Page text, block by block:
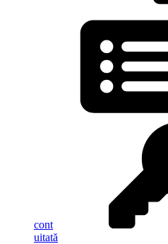
cont
uitată